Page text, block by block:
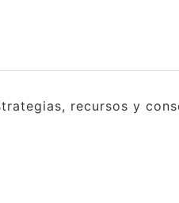
recursos y